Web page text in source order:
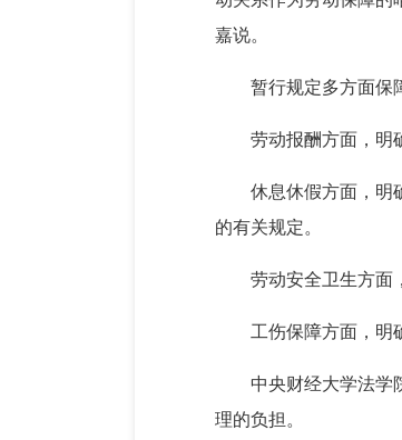
嘉说。
暂行规定多方面
劳动报酬方面，明
休息休假方面，明
的有关规定。
劳动安全卫生方面
工伤保障方面，明
中央财经大学法学
理的负担。